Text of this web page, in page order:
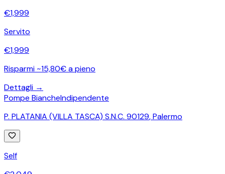
€1,999
Servito
€1,999
Risparmi ~15,80€ a pieno
Dettagli →
Pompe BiancheIndipendente
P. PLATANIA (VILLA TASCA) S.N.C. 90129,Palermo
Self